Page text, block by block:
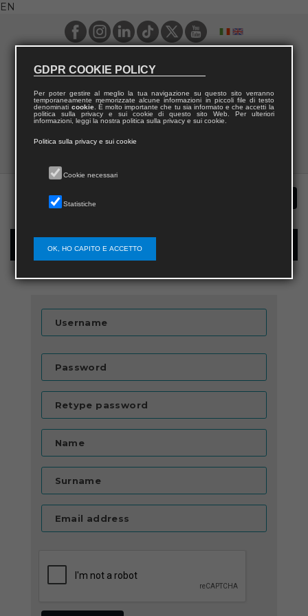
EN
New user registration
Username
Password
Retype password
Name
Surname
Email address
GDPR COOKIE POLICY
Per poter gestire al meglio la tua navigazione su questo sito verranno
temporaneamente memorizzate alcune informazioni in piccoli file di testo
denominati cookie. È molto importante che tu sia informato e che accetti la
politica sulla privacy e sui cookie di questo sito Web. Per ulteriori
informazioni, leggi la nostra politica sulla privacy e sui cookie.
Politica sulla privacy e sui cookie
Cookie necessari
Statistiche
OK, HO CAPITO E ACCETTO